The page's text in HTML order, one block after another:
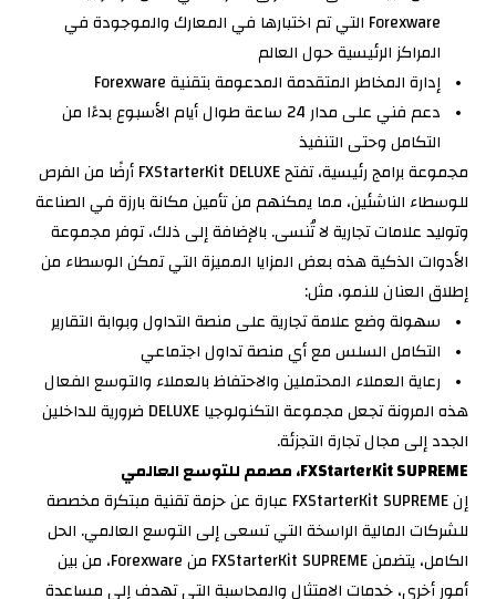
Forexware التي تم اختبارها في المعارك والموجودة في
المراكز الرئيسية حول العالم
إدارة المخاطر المتقدمة المدعومة بتقنية Forexware
دعم فني على مدار 24 ساعة طوال أيام الأسبوع بدءًا من
التكامل وحتى التنفيذ
مجموعة برامج رئيسية، تفتح FXStarterKit DELUXE أرضًا من الفرص
للوسطاء الناشئين، مما يمكنهم من تأمين مكانة بارزة في الصناعة
وتوليد علامات تجارية لا تُنسى. بالإضافة إلى ذلك، توفر مجموعة
الأدوات الذكية هذه بعض المزايا المميزة التي تمكن الوسطاء من
إطلاق العنان للنمو، مثل:
سهولة وضع علامة تجارية على منصة التداول وبوابة التقارير
التكامل السلس مع أي منصة تداول اجتماعي
رعاية العملاء المحتملين والاحتفاظ بالعملاء والتوسع الفعال
هذه المرونة تجعل مجموعة التكنولوجيا DELUXE ضرورية للداخلين
الجدد إلى مجال تجارة التجزئة.
FXStarterKit SUPREME، مصمم للتوسع العالمي
إن FXStarterKit SUPREME عبارة عن حزمة تقنية مبتكرة مخصصة
للشركات المالية الراسخة التي تسعى إلى التوسع العالمي. الحل
الكامل، يتضمن FXStarterKit SUPREME من Forexware، من بين
أمور أخرى، خدمات الامتثال والمحاسبة التي تهدف إلى مساعدة